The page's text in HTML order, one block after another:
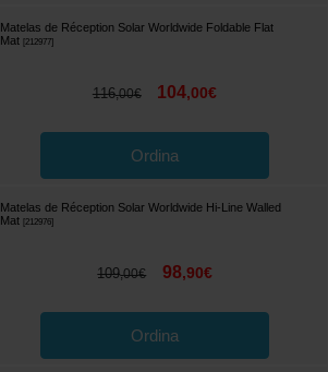
Matelas de Réception Solar Worldwide Foldable Flat
Mat [212977]
116,00€ 104,00€
Ordina
Matelas de Réception Solar Worldwide Hi-Line Walled
Mat [212976]
109,00€ 98,90€
Ordina